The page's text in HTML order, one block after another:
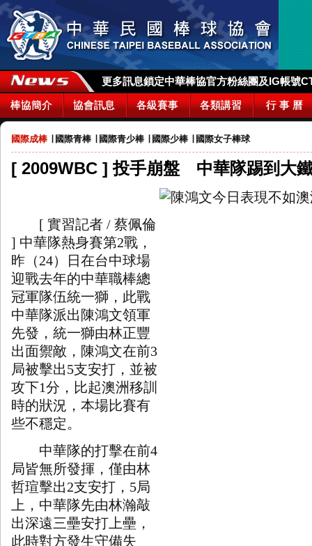
更多訊息鎖定中華棒協官方粉絲團及IG帳號
棒協簡介 協會訊息 各級賽事 各類講習 行 事 曆
國際成棒 國際青棒 國際青少棒 國際少棒 國際女子棒球
[ 2009WBC ] 投手崩盤 中華隊踢到大
[ 實習記者 / 蔡佩倫
] 中華隊熱身賽第2戰，
昨（24）日在台中球場
迎戰去年的中華職棒總
冠軍隊伍統一獅，此戰
中華隊派出陳鴻文領軍
先發，統一獅由林正豐
出面禦敵，陳鴻文在前3
局被擊出5支安打，並被
攻下1分，比起澳洲移訓
時的狀況，本場比賽有
些不穩定。
中華隊的打擊在前4
局皆無所發揮，僅由林
哲瑄擊出2支安打， 5局
上，中華隊先由林瀚敲
出深遠三壘安打上壘，
此時對方發生守備失